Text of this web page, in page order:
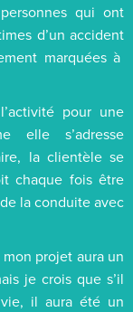
qui ont
d’un accident
marquées à
pour une
elle s’adresse
la clientèle se
chaque fois être
la conduite avec
projet aura un
je crois que s’il
il aura été un